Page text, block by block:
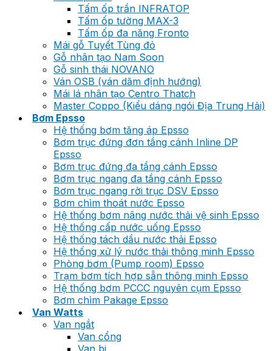
Tấm ốp trần INFRATOP
Tấm ốp tường MAX-3
Tấm ốp đa năng Fronto
Mái gỗ Tuyết Tùng đỏ
Gỗ nhân tạo Nam Soon
Gỗ sinh thái NOVANO
Ván OSB (ván dăm định hướng)
Mái lá nhân tạo Centro Thatch
Master Coppo (Kiểu dáng ngói Địa Trung Hải)
Bơm Epsso
Hệ thống bơm tăng áp Epsso
Bơm trục đứng đơn tầng cánh Inline DP
Epsso
Bơm trục đứng đa tầng cánh Epsso
Bơm trục ngang đa tầng cánh Epsso
Bơm trục ngang rời trục DSV Epsso
Bơm chìm thoát nước Epsso
Hệ thống bơm nâng nước thải vệ sinh Epsso
Hệ thống cấp nước uống Epsso
Hệ thống tách dầu nước thải Epsso
Hệ thống xử lý nước thải thông minh Epsso
Phòng bơm (Pump room) Epsso
Trạm bơm tích hợp sẵn thông minh Epsso
Hệ thống bơm PCCC nguyên cụm Epsso
Bơm chìm Pakage Epsso
Van Watts
Van ngắt
Van cổng